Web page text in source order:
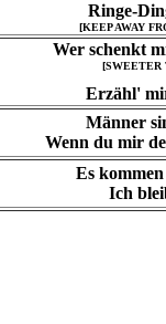
Ringe-
[KEEP AWAY
Wer schenkt
[SWEETER
Erzähl'
Männer
Wenn du mir
Es
Ich